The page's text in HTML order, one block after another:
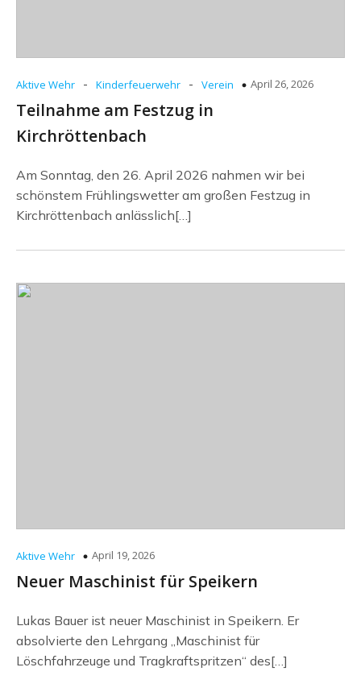
Aktive Wehr - Kinderfeuerwehr - Verein April 26, 2026
Teilnahme am Festzug in
Kirchröttenbach
Am Sonntag, den 26. April 2026 nahmen wir bei
schönstem Frühlingswetter am großen Festzug in
Kirchröttenbach anlässlich[…]
Aktive Wehr April 19, 2026
Neuer Maschinist für Speikern
Lukas Bauer ist neuer Maschinist in Speikern. Er
absolvierte den Lehrgang „Maschinist für
Löschfahrzeuge und Tragkraftspritzen“ des[…]